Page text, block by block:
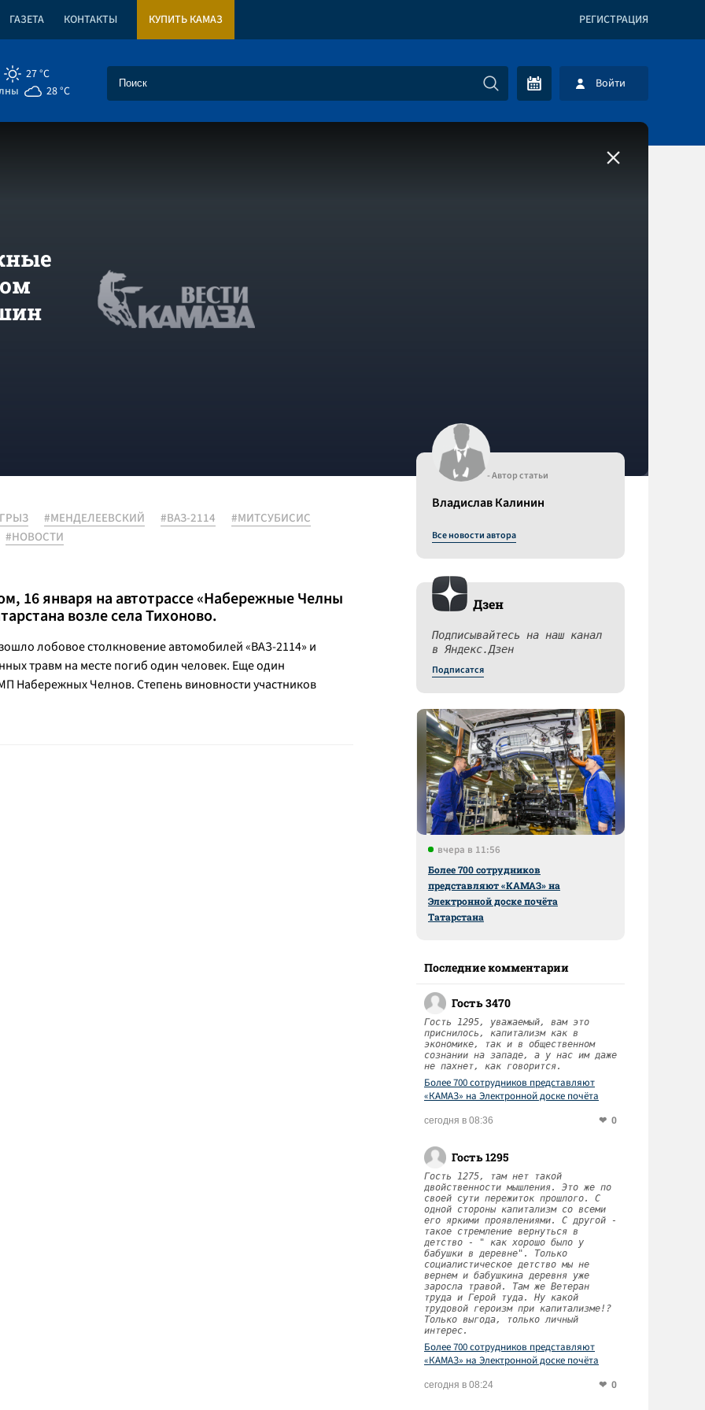
ГАЗЕТА КОНТАКТЫ КУПИТЬ КАМАЗ РЕГИСТРАЦИЯ
27 °C
28 °C Войти
#МЕНДЕЛЕЕВСКИЙ #ВАЗ-2114
#МИТСУБИСИС
#НОВОСТИ
16 января на автотрассе «Набережные Челны
возле села Тихоново.
лобовое столкновение автомобилей «ВАЗ-2114» и
травм на месте погиб один человек. Еще один
Набережных Челнов. Степень виновности участников
- Автор статьи
Владислав Калинин
Все новости автора
Дзен
Подписывайтесь на наш канал
в Яндекс.Дзен
Подписатся
вчера в 11:56
Более 700 сотрудников
представляют «КАМАЗ» на
Электронной доске почёта
Татарстана
Последние комментарии
Гость 3470
Гость 1295, уважаемый, вам это
приснилось, капитализм как в
экономике, так и в общественном
сознании на западе, а у нас им даже
не пахнет, как говорится.
Более 700 сотрудников представляют
«КАМАЗ» на Электронной доске почёта
сегодня в 08:36 0
Гость 1295
Гость 1275, там нет такой
двойственности мышления. Это же по
своей сути пережиток прошлого. С
одной стороны капитализм со всеми
его яркими проявлениями. С другой -
такое стремление вернуться в
детство - " как хорошо было у
бабушки в деревне". Только
социалистическое детство мы не
вернем и бабушкина деревня уже
заросла травой. Там же Ветеран
труда и Герой туда. Ну какой
трудовой героизм при капитализме!?
Только выгода, только личный
интерес.
Более 700 сотрудников представляют
«КАМАЗ» на Электронной доске почёта
сегодня в 08:24 0